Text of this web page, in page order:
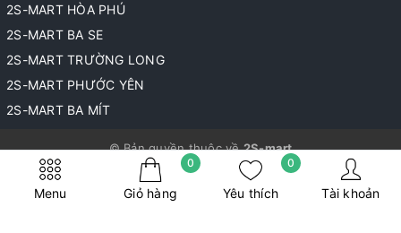
Menu Giỏ hàng
0
Yêu thích
0
Tài khoản
2S-MART HÒA PHÚ
2S-MART BA SE
2S-MART TRƯỜNG LONG
2S-MART PHƯỚC YÊN
2S-MART BA MÍT
© Bản quyền thuộc về2S-mart
Cung cấp bởi
Sapo